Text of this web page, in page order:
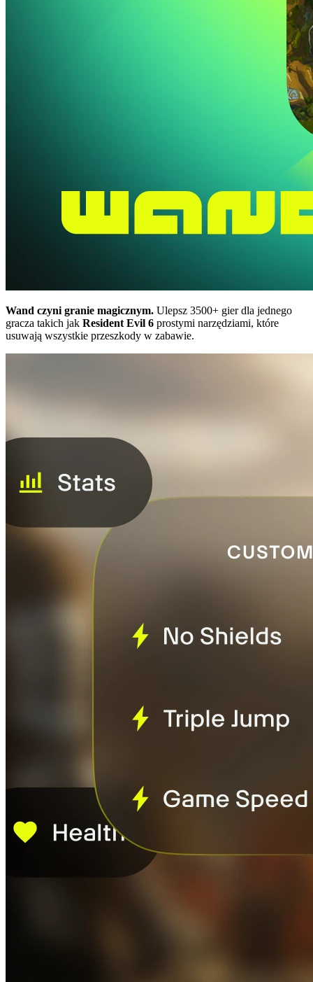
Wand czyni granie magicznym. Ulepsz 3500+ gier dla jednego
gracza takich jak Resident Evil 6 prostymi narzędziami, które
usuwają wszystkie przeszkody w zabawie.